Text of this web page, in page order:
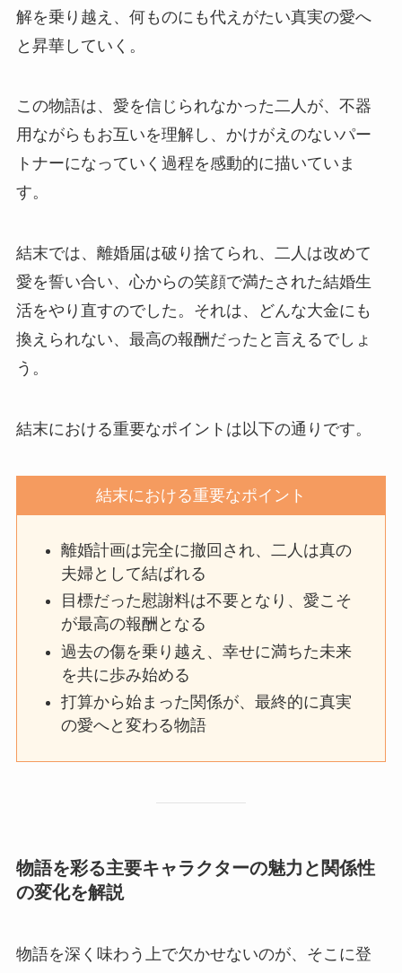
解を乗り越え、何ものにも代えがたい真実の愛へ
と昇華していく。
この物語は、愛を信じられなかった二人が、不器
用ながらもお互いを理解し、かけがえのないパー
トナーになっていく過程を感動的に描いていま
す。
結末では、離婚届は破り捨てられ、二人は改めて
愛を誓い合い、心からの笑顔で満たされた結婚生
活をやり直すのでした。それは、どんな大金にも
換えられない、最高の報酬だったと言えるでしょ
う。
結末における重要なポイントは以下の通りです。
結末における重要なポイント
離婚計画は完全に撤回され、二人は真の
夫婦として結ばれる
目標だった慰謝料は不要となり、愛こそ
が最高の報酬となる
過去の傷を乗り越え、幸せに満ちた未来
を共に歩み始める
打算から始まった関係が、最終的に真実
の愛へと変わる物語
物語を彩る主要キャラクターの魅力と関係性
の変化を解説
物語を深く味わう上で欠かせないのが、そこに登